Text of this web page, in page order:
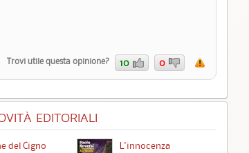
Trovi utile questa opinione? 10 0
EDITORIALI
del Cigno
L'innocenza